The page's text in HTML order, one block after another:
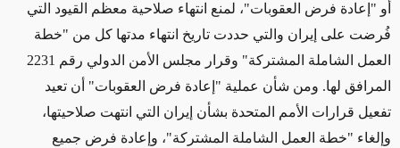
أو "إعادة فرض العقوبات"، لمنع انتهاء صلاحية معظم القيود التي
فُرضت على إيران والتي حددت تاريخ انتهاء مدتها كل من "خطة
العمل الشاملة المشتركة" وقرار مجلس الأمن الدولي رقم 2231
المرافق لها. ومن شأن عملية "إعادة فرض العقوبات" أن تعيد
تفعيل قرارات الأمم المتحدة بشأن إيران التي انتهت صلاحيتها،
وإلغاء "خطة العمل الشاملة المشتركة"، وإعادة فرض جميع